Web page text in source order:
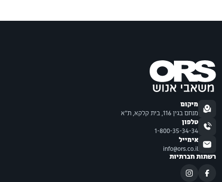
מיקום
מנחם בגין 116, בית קלקא, ת"א
טלפון
1-800-35-34-34
אימייל
info@ors.co.il
רשתות חברתיות